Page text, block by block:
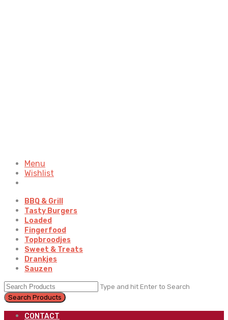
Menu
Wishlist
BBQ & Grill
Tasty Burgers
Loaded
Fingerfood
Topbroodjes
Sweet & Treats
Drankjes
Sauzen
Type and hit Enter to Search
CONTACT